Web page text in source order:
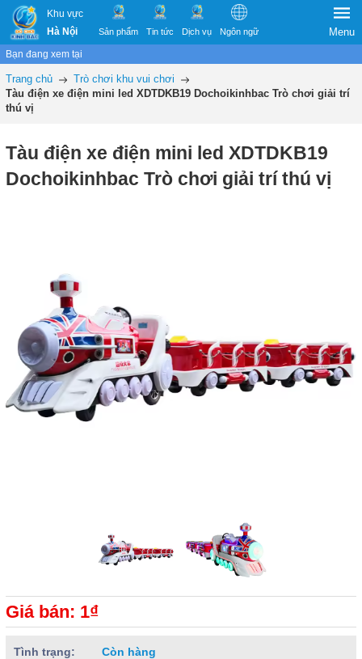
Khu vực
Hà Nội
Sản phẩm Tin tức Dịch vụ Ngôn ngữ Menu
Bạn đang xem tại
Trang chủ
Trò chơi khu vui chơi
Tàu điện xe điện mini led XDTDKB19 Dochoikinhbac Trò chơi giải trí
thú vị
Tàu điện xe điện mini led XDTDKB19
Dochoikinhbac Trò chơi giải trí thú vị
Giá bán: 1₫
Tình trạng:
Còn hàng